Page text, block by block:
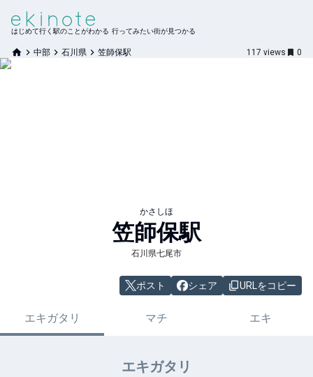
はじめて行く駅のことがわかる 行ってみたい街が見つかる
中部 石川県 笠師保駅 117 views 0
かさしほ
笠師保駅
石川県七尾市
ポスト シェア URLをコピー
エキガタリ マチ エキ
エキガタリ